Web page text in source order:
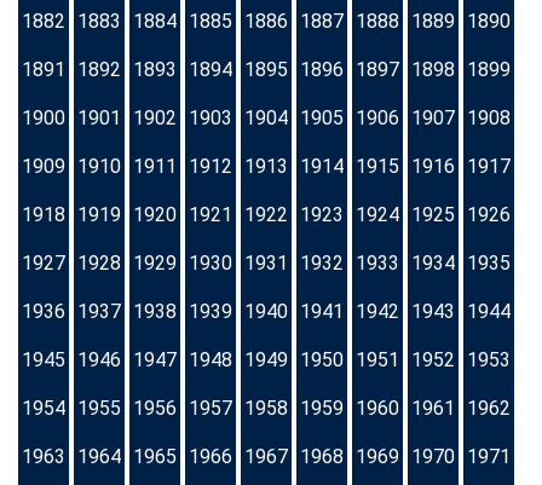
1882 1883 1884 1885 1886 1887 1888 1889 1890
1891 1892 1893 1894 1895 1896 1897 1898 1899
1900 1901 1902 1903 1904 1905 1906 1907 1908
1909 1910 1911 1912 1913 1914 1915 1916 1917
1918 1919 1920 1921 1922 1923 1924 1925 1926
1927 1928 1929 1930 1931 1932 1933 1934 1935
1936 1937 1938 1939 1940 1941 1942 1943 1944
1945 1946 1947 1948 1949 1950 1951 1952 1953
1954 1955 1956 1957 1958 1959 1960 1961 1962
1963 1964 1965 1966 1967 1968 1969 1970 1971